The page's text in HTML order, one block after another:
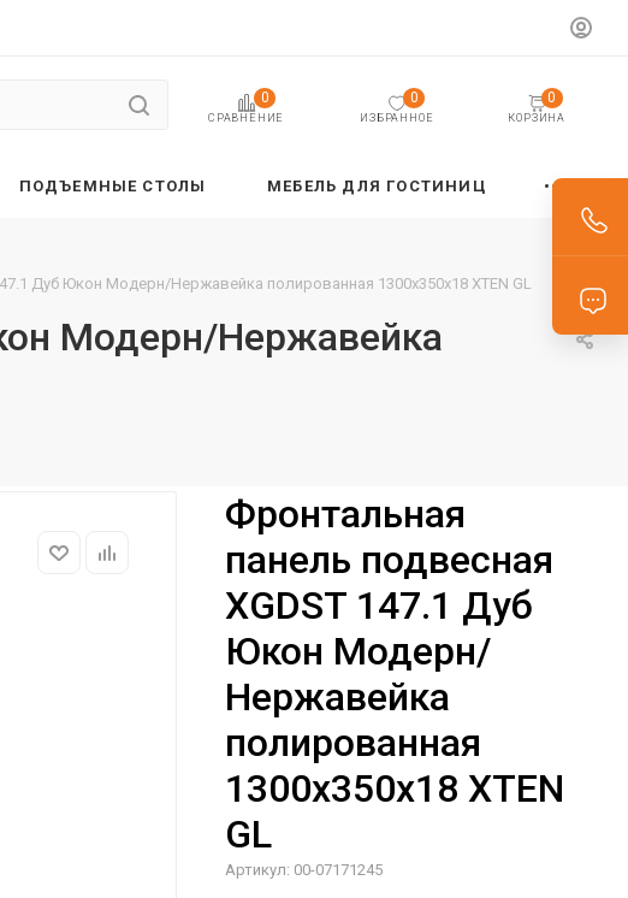
СРАВНЕНИЕ
0
ИЗБРАННОЕ
0
КОРЗИНА
0
ПОДЪЕМНЫЕ СТОЛЫ МЕБЕЛЬ ДЛЯ ГОСТИНИЦ
Дуб Юкон Модерн/Нержавейка полированная 1300х350х18 XTEN GL
Модерн/Нержавейка
Фронтальная
панель подвесная
XGDST 147.1 Дуб
Юкон Модерн/
Нержавейка
полированная
1300х350х18 XTEN
GL
Артикул: 00-07171245